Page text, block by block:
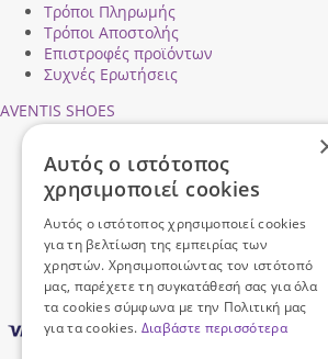
Τρόποι Πληρωμής
Τρόποι Αποστολής
Επιστροφές προϊόντων
Συχνές Ερωτήσεις
AVENTIS SHOES
Ασφάλεια Συναλλαγών
Προσωπικά Δεδομένα
Όροι Χρήσης
Αυτός ο ιστότοπος
χρησιμοποιεί cookies
Αυτός ο ιστότοπος χρησιμοποιεί cookies
για τη βελτίωση της εμπειρίας των
χρηστών. Χρησιμοποιώντας τον ιστότοπό
μας, παρέχετε τη συγκατάθεσή σας για όλα
τα cookies σύμφωνα με την Πολιτική μας
για τα cookies. Διαβάστε περισσότερα